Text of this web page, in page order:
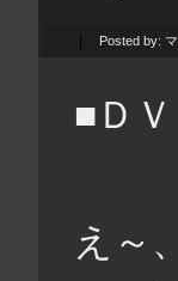
Posted by:
■Ｄ
え～